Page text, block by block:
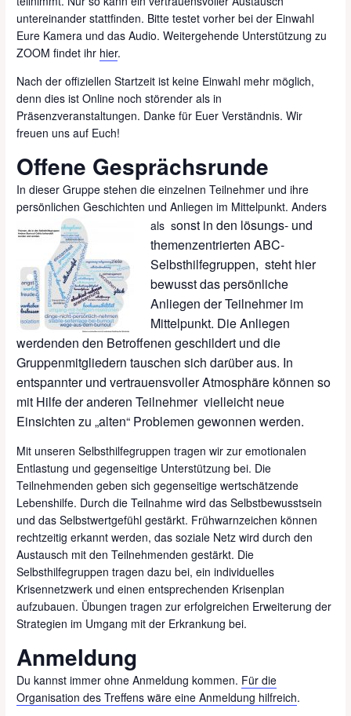
untereinander stattfinden. Bitte testet vorher bei der Einwahl
Eure Kamera und das Audio. Weitergehende Unterstützung zu
ZOOM findet ihr hier.
Nach der offiziellen Startzeit ist keine Einwahl mehr möglich,
denn dies ist Online noch störender als in
Präsenzveranstaltungen. Danke für Euer Verständnis. Wir
freuen uns auf Euch!
Offene Gesprächsrunde
In dieser Gruppe stehen die einzelnen Teilnehmer und ihre
persönlichen Geschichten und Anliegen im Mittelpunkt. Anders
als sonst in den lösungs- und
themenzentrierten ABC-
Selbsthilfegruppen, steht hier
bewusst das persönliche
Anliegen der Teilnehmer im
Mittelpunkt. Die Anliegen
werdenden den Betroffenen geschildert und die
Gruppenmitgliedern tauschen sich darüber aus. In
entspannter und vertrauensvoller Atmosphäre können so
mit Hilfe der anderen Teilnehmer vielleicht neue
Einsichten zu „alten“ Problemen gewonnen werden.
Mit unseren Selbsthilfegruppen tragen wir zur emotionalen
Entlastung und gegenseitige Unterstützung bei. Die
Teilnehmenden geben sich gegenseitige wertschätzende
Lebenshilfe. Durch die Teilnahme wird das Selbstbewusstsein
und das Selbstwertgefühl gestärkt. Frühwarnzeichen können
rechtzeitig erkannt werden, das soziale Netz wird durch den
Austausch mit den Teilnehmenden gestärkt. Die
Selbsthilfegruppen tragen dazu bei, ein individuelles
Krisennetzwerk und einen entsprechenden Krisenplan
aufzubauen. Übungen tragen zur erfolgreichen Erweiterung der
Strategien im Umgang mit der Erkrankung bei.
Anmeldung
Du kannst immer ohne Anmeldung kommen. Für die
Organisation des Treffens wäre eine Anmeldung hilfreich.